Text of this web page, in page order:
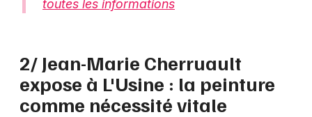
toutes les informations
2/ Jean-Marie Cherruault
expose à L'Usine : la peinture
comme nécessité vitale